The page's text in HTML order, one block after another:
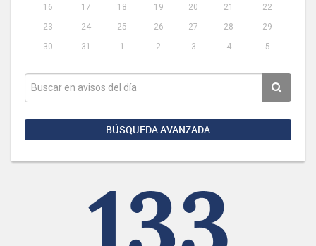
16
17 18 19 20 21
22
23
24 25 26 27 28
29
30
31 1 2 3 4 5
BÚSQUEDA AVANZADA